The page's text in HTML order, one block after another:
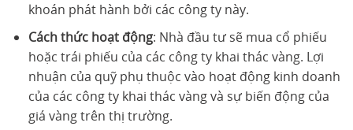
khoán phát hành bởi các công ty này.
Cách thức hoạt động: Nhà đầu tư sẽ mua cổ phiếu
hoặc trái phiếu của các công ty khai thác vàng. Lợi
nhuận của quỹ phụ thuộc vào hoạt động kinh doanh
của các công ty khai thác vàng và sự biến động của
giá vàng trên thị trường.